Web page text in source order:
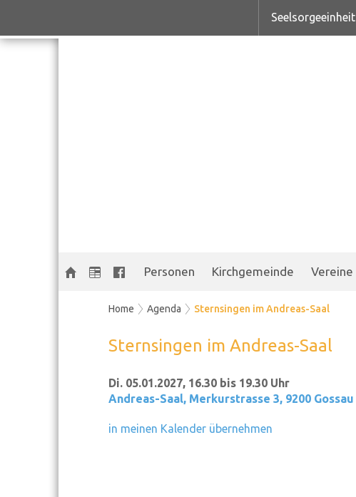
Seelsorgeeinheit
Personen Kirchgemeinde Vereine
Home Agenda Sternsingen im Andreas-Saal
Sternsingen im Andreas-Saal
Di. 05.01.2027, 16.30 bis 19.30 Uhr
Andreas-Saal, Merkurstrasse 3, 9200 Gossau
in meinen Kalender übernehmen